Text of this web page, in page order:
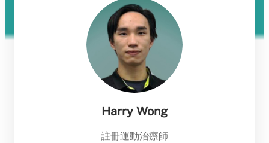
Harry Wong
註冊運動治療師